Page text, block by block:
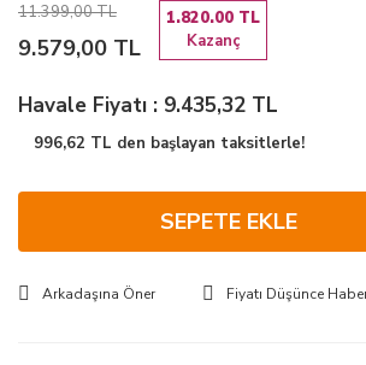
9.579,00 TL
11.399,00 TL
Kazanç
1.820.00 TL
Havale Fiyatı : 9.435,32 TL
996,62 TL den başlayan taksitlerle!
SEPETE EKLE
Arkadaşına Öner Fiyatı Düşünce